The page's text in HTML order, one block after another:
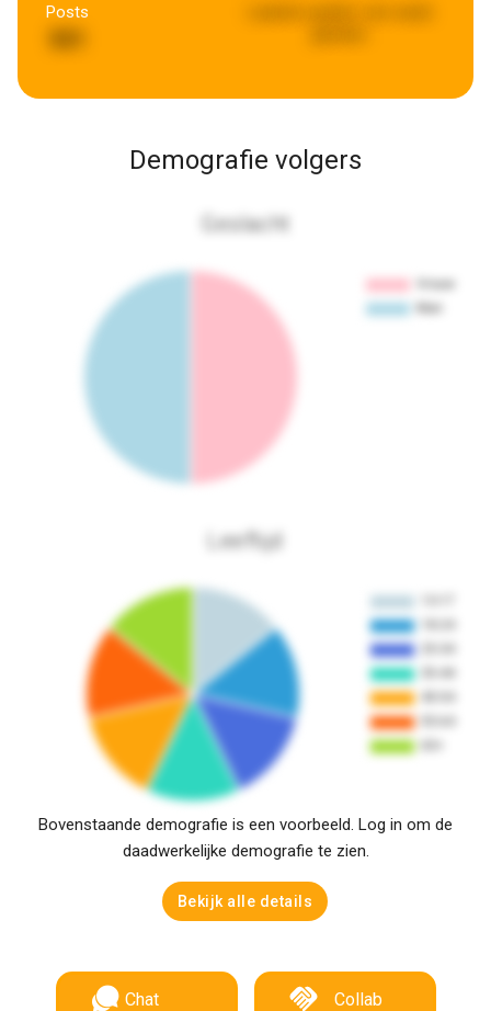
Posts
Demografie volgers
Geslacht
Leeftijd
Bovenstaande demografie is een voorbeeld. Log in om de
daadwerkelijke demografie te zien.
Bekijk alle details
Chat Collab